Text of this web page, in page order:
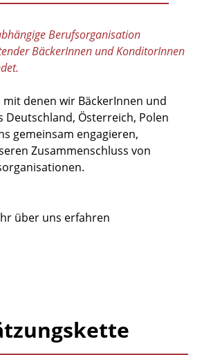
Berufsorganisation
BäckerInnen und KonditorInnen
mit denen wir BäckerInnen und
Deutschland, Österreich, Polen
gemeinsam engagieren,
Zusammenschluss von
über uns erfahren